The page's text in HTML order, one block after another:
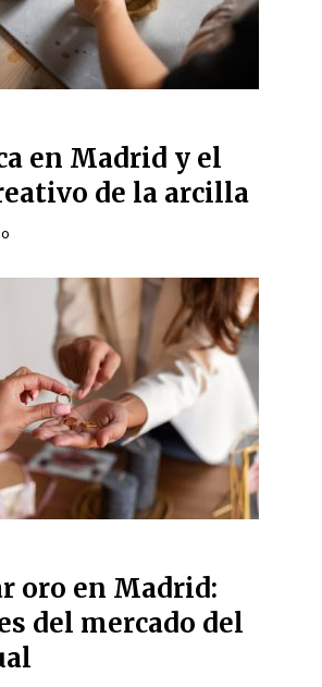
en Madrid y el
de la arcilla
oro en Madrid:
del mercado del